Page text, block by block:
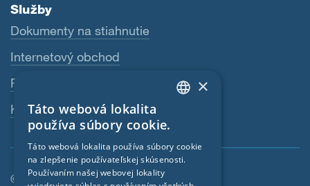
Služby
Dokumenty na stiahnutie
Internetový obchod
Predajcovia
Kontaktná osoba
© SIGA 2026
FRENCH
CZECH
×
Táto webová lokalita
používa súbory cookie.
Táto webová lokalita používa súbory cookie
na zlepšenie používateľskej skúsenosti.
Používaním našej webovej lokality